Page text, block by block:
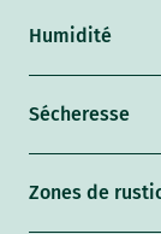
Humidité
Sécheresse
Zones de